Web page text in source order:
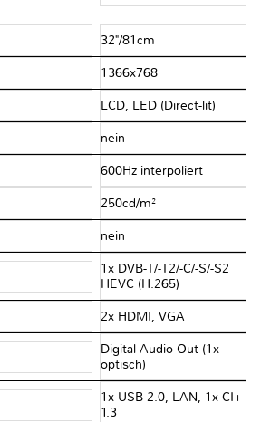
32"/​81cm
1366x768
LCD, LED (Direct-lit)
nein
600Hz interpoliert
250cd/​m²
nein
1x DVB-T/​-T2/​-C/​-S/​-S2
HEVC (H.265)
2x HDMI, VGA
Digital Audio Out (1x
optisch)
1x USB 2.0, LAN, 1x CI+
1.3